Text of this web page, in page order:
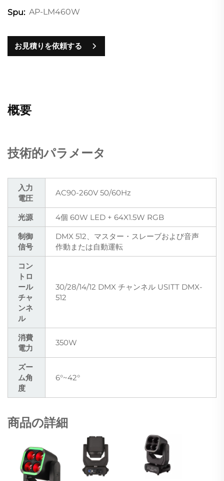
Spu: AP-LM460W
お見積りを依頼する
概要
技術的パラメータ
入力
電圧
AC90-260V 50/60Hz
光源
4個 60W LED + 64X1.5W RGB
制御
信号
DMX 512、マスター・スレーブおよび音声
作動または自動運転
コン
トロ
ール
チャ
ンネ
ル
30/28/14/12 DMX チャンネル USITT DMX-
512
消費
電力
350W
ズー
ム角
度
6°~42°
商品の詳細